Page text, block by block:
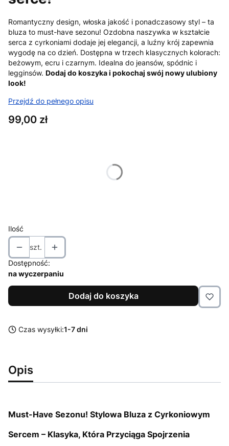
Romantyczny design, włoska jakość i ponadczasowy styl – ta
bluza to must-have sezonu! Ozdobna naszywka w kształcie
serca z cyrkoniami dodaje jej elegancji, a luźny krój zapewnia
wygodę na co dzień. Dostępna w trzech klasycznych kolorach:
beżowym, ecru i czarnym. Idealna do jeansów, spódnic i
legginsów. Dodaj do koszyka i pokochaj swój nowy ulubiony
look!
Przejdź do pełnego opisu
Cena
99,00 zł
Poszczególne warianty mogą różnić się ceną
Ilość
szt.
Dostępność:
na wyczerpaniu
Dodaj do koszyka
Czas wysyłki:1-7 dni
Opis
Must-Have Sezonu! Stylowa Bluza z Cyrkoniowym
Sercem – Klasyka, Która Przyciąga Spojrzenia